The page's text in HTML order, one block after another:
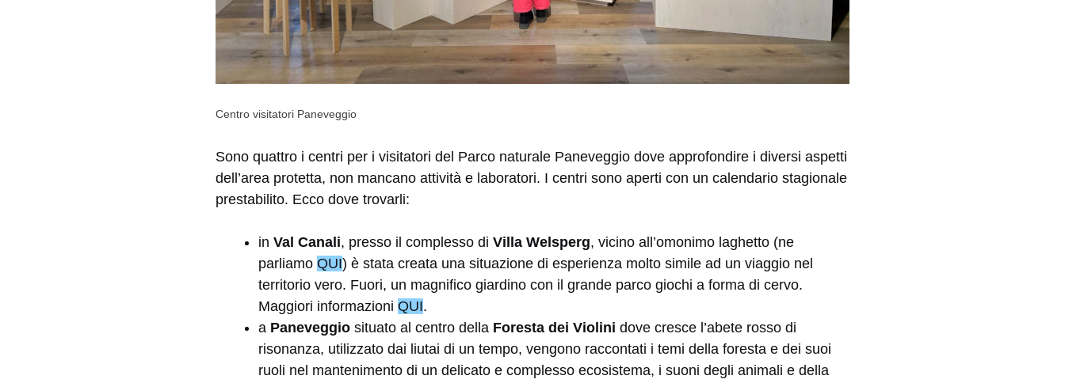
Centro visitatori Paneveggio
Sono quattro i centri per i visitatori del Parco naturale Paneveggio dove approfondire i diversi aspetti
dell’area protetta, non mancano attività e laboratori. I centri sono aperti con un calendario stagionale
prestabilito. Ecco dove trovarli:
in Val Canali, presso il complesso di Villa Welsperg, vicino all’omonimo laghetto (ne
parliamo QUI) è stata creata una situazione di esperienza molto simile ad un viaggio nel
territorio vero. Fuori, un magnifico giardino con il grande parco giochi a forma di cervo.
Maggiori informazioni QUI.
a Paneveggio situato al centro della Foresta dei Violini dove cresce l’abete rosso di
risonanza, utilizzato dai liutai di un tempo, vengono raccontati i temi della foresta e dei suoi
ruoli nel mantenimento di un delicato e complesso ecosistema, i suoni degli animali e della